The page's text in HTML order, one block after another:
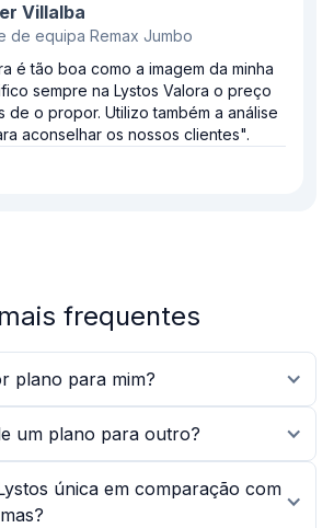
Villalba
de equipa Remax Jumbo
é tão boa como a imagem da minha
sempre na Lystos Valora o preço
de o propor. Utilizo também a análise
aconselhar os nossos clientes".
frequentes
plano para mim?
um plano para outro?
única em comparação com